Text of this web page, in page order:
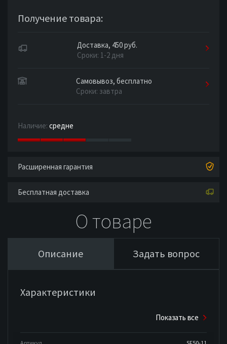
Получение товара:
Доставка, 450 руб.
Сроки: 1-2 дня
Самовывоз, бесплатно
Сроки: завтра
Наличие: средне
Расширенная гарантия
Бесплатная доставка
О товаре
Описание Задать вопрос
Характеристики
Показать все